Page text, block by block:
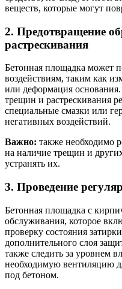
веществ, которые могут
2. Предотвращение
растрескивания
Бетонная площадка может
воздействиям, таким как
или деформация
трещин и растрескивания
специальные смазки или
негативных воздействий.
Важно: также необходимо
на наличие трещин и
устранять их.
3. Проведение
Бетонная площадка с
обслуживания, которое
проверку состояния
дополнительного слоя
также следить за уровнем
необходимую вентиляцию
под бетоном.